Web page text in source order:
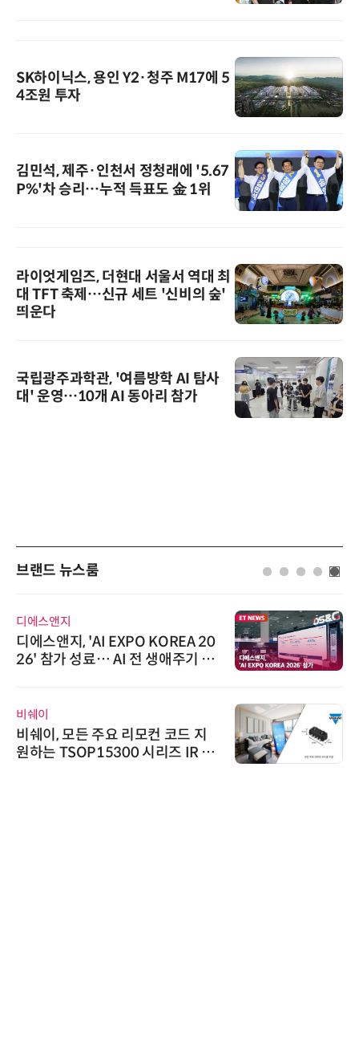
SK하이닉스, 용인 Y2·청주 M17에 5
4조원 투자
김민석, 제주·인천서 정청래에 '5.67
P%'차 승리…누적 득표도 金 1위
라이엇게임즈, 더현대 서울서 역대 최
대 TFT 축제…신규 세트 '신비의 숲'
띄운다
국립광주과학관, '여름방학 AI 탐사
대' 운영…10개 AI 동아리 참가
브랜드 뉴스룸
디에스앤지
디에스앤지, 'AI EXPO KOREA 20
26' 참가 성료… AI 전 생애주기 아
비쉐이
비쉐이, 모든 주요 리모컨 코드 지
원하는 TSOP15300 시리즈 IR 수